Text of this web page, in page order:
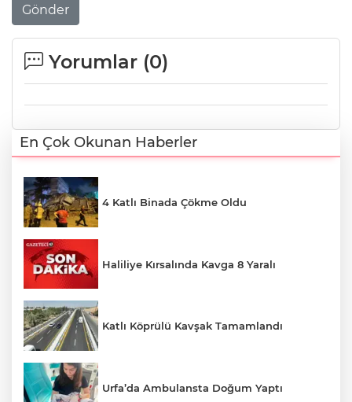
Gönder
Yorumlar (0)
En Çok Okunan Haberler
4 Katlı Binada Çökme Oldu
Haliliye Kırsalında Kavga 8 Yaralı
Katlı Köprülü Kavşak Tamamlandı
Urfa’da Ambulansta Doğum Yaptı